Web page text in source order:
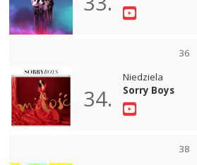
36
34.
Niedziela
Sorry Boys
38